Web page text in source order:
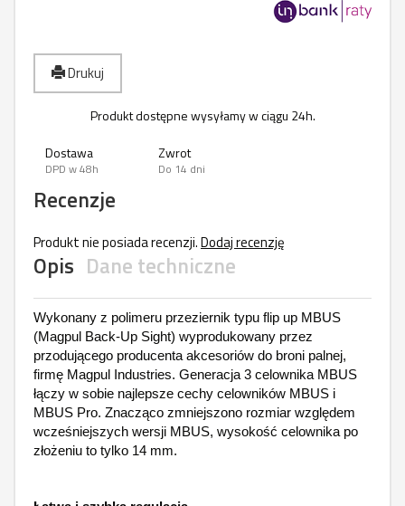
Drukuj
Produkt dostępne wysyłamy w ciągu 24h.
Dostawa
DPD w 48h
Zwrot
Do 14 dni
Recenzje
Produkt nie posiada recenzji.Dodaj recenzję
Opis Dane techniczne
Wykonany z polimeru przeziernik typu flip up MBUS
(Magpul Back-Up Sight) wyprodukowany przez
przodującego producenta akcesoriów do broni palnej,
firmę Magpul Industries. Generacja 3 celownika MBUS
łączy w sobie najlepsze cechy celowników MBUS i
MBUS Pro. Znacząco zmniejszono rozmiar względem
wcześniejszych wersji MBUS, wysokość celownika po
złożeniu to tylko 14 mm.